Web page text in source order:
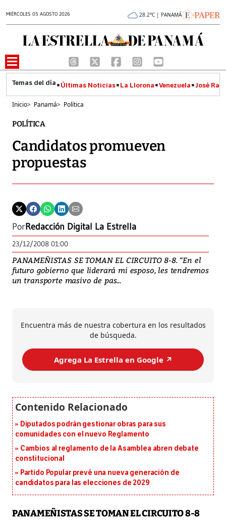
MIÉRCOLES 05 AGOSTO 2026 28.2°C | PANAMÁ
Últimas Noticias La Llorona Venezuela José
Inicio> Panamá> Política
POLÍTICA
Candidatos promueven
propuestas
PorRedacción Digital La Estrella
23/12/2008 01:00
PANAMEÑISTAS SE TOMAN EL CIRCUITO 8-8. “En el
futuro gobierno que liderará mi esposo, les tendremos
un transporte masivo de pas...
Encuentra más de nuestra cobertura en los resultados
de búsqueda.
Agrega La Estrella en Google ↗️
Diputados podrán gestionar obras para sus
comunidades con el nuevo Reglamento
Cambios al reglamento de la Asamblea abren debate
constitucional
Partido Popular prevé una nueva generación de
candidatos para las elecciones de 2029
PANAMEÑISTAS SE TOMAN EL CIRCUITO 8-8